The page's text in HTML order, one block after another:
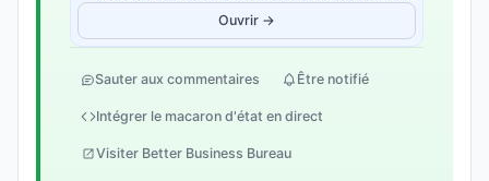
Ouvrir →
Sauter aux commentaires Être notifié
Intégrer le macaron d'état en direct
Visiter Better Business Bureau